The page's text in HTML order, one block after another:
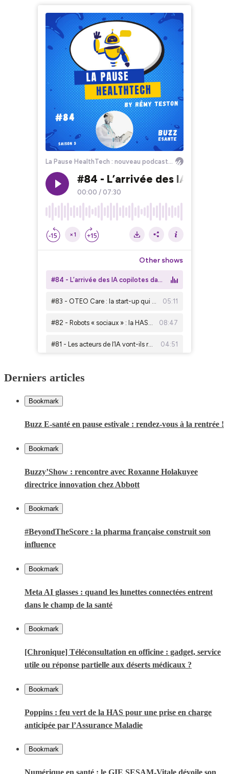
Derniers articles
Bookmark
Buzz E-santé en pause estivale : rendez-vous à la rentrée !
Bookmark
Buzzy’Show : rencontre avec Roxanne Holakuyee
directrice innovation chez Abbott
Bookmark
#BeyondTheScore : la pharma française construit son
influence
Bookmark
Meta AI glasses : quand les lunettes connectées entrent
dans le champ de la santé
Bookmark
[Chronique] Téléconsultation en officine : gadget, service
utile ou réponse partielle aux déserts médicaux ?
Bookmark
Poppins : feu vert de la HAS pour une prise en charge
anticipée par l’Assurance Maladie
Bookmark